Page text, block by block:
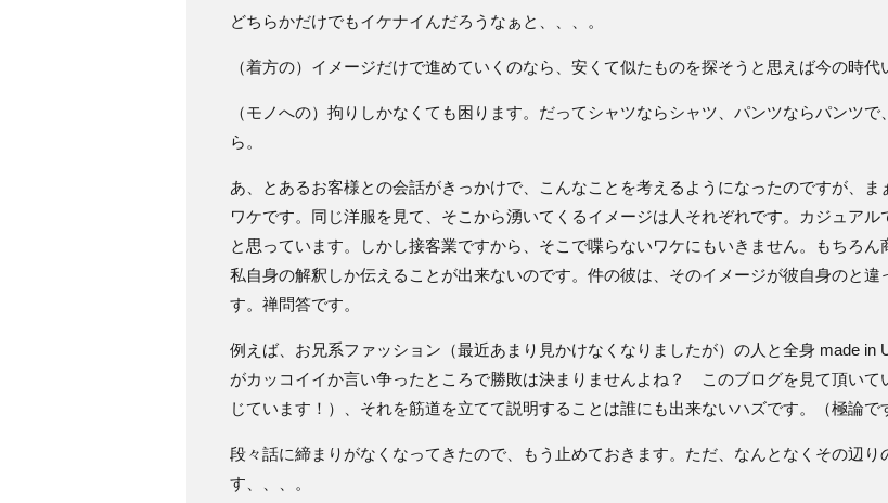
どちらかだけでもイケナイんだろうなぁと、、、。
（着方の）イメージだけで進めていくのなら、安くて似たものを探そうと思えば今の時代
（モノへの）拘りしかなくても困ります。だってシャツならシャツ、パンツならパンツ
ら。
あ、とあるお客様との会話がきっかけで、こんなことを考えるようになったのですが、
ワケです。同じ洋服を見て、そこから湧いてくるイメージは人それぞれです。カジュア
と思っています。しかし接客業ですから、そこで喋らないワケにもいきません。もちろ
私自身の解釈しか伝えることが出来ないのです。件の彼は、そのイメージが彼自身のと
す。禅問答です。
例えば、お兄系ファッション（最近あまり見かけなくなりましたが）の人と全身 made in
がカッコイイか言い争ったところで勝敗は決まりませんよね？ このブログを見て頂いて
じています！）、それを筋道を立てて説明することは誰にも出来ないハズです。（極論で
段々話に締まりがなくなってきたので、もう止めておきます。ただ、なんとなくその辺
す、、、。